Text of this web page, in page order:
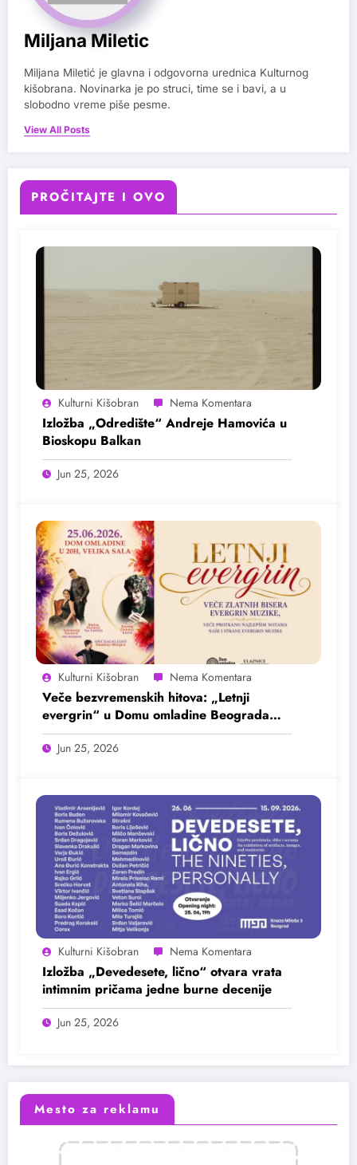
Miljana Miletic
Miljana Miletić je glavna i odgovorna urednica Kulturnog
kišobrana. Novinarka je po struci, time se i bavi, a u
slobodno vreme piše pesme.
View All Posts
PROČITAJTE I OVO
Kulturni Kišobran
Izložba „Odredište“ Andreje Hamovića u
Bioskopu Balkan
Jun 25, 2026
Kulturni Kišobran
Veče bezvremenskih hitova: „Letnji
evergrin“ u Domu omladine Beograda
25. juna
Jun 25, 2026
Kulturni Kišobran
Izložba „Devedesete, lično“ otvara vrata
intimnim pričama jedne burne decenije
Jun 25, 2026
Mesto za reklamu